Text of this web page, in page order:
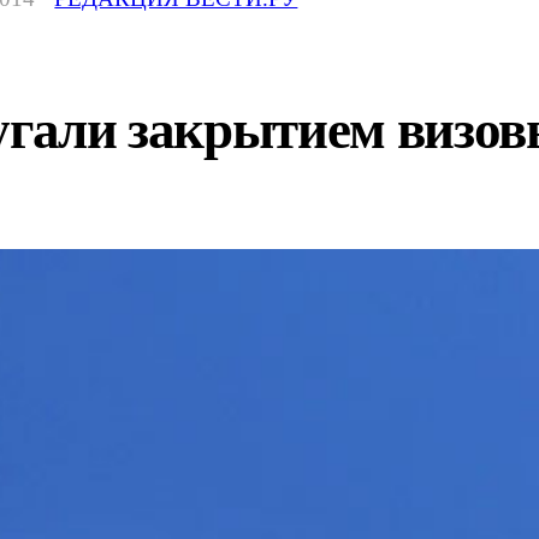
закрытием